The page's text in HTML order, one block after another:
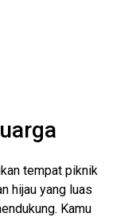
tempat piknik
hijau yang luas
Kamu